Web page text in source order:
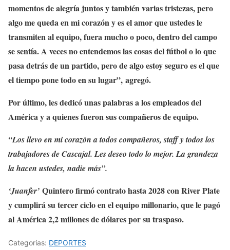
momentos de alegría juntos y también varias tristezas, pero
algo me queda en mi corazón y es el amor que ustedes le
transmiten al equipo, fuera mucho o poco, dentro del campo
se sentía. A veces no entendemos las cosas del fútbol o lo que
pasa detrás de un partido, pero de algo estoy seguro es el que
el tiempo pone todo en su lugar”, agregó.
Por último, les dedicó unas palabras a los empleados del
América y a quienes fueron sus compañeros de equipo.
“Los llevo en mi corazón a todos compañeros, staff y todos los
trabajadores de Cascajal. Les deseo todo lo mejor. La grandeza
la hacen ustedes, nadie más”.
‘Juanfer’ Quintero firmó contrato hasta 2028 con River Plate
y cumplirá su tercer ciclo en el equipo millonario, que le pagó
al América 2,2 millones de dólares por su traspaso.
Categorías: DEPORTES